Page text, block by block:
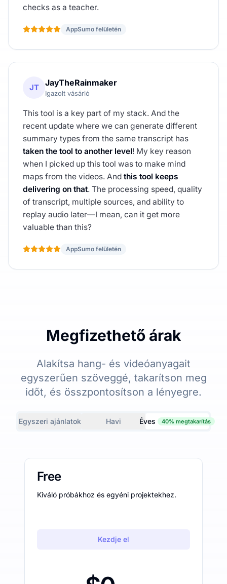
checks as a teacher.
AppSumo felületén
JT JayTheRainmaker
Igazolt vásárló
This tool is a key part of my stack. And the
recent update where we can generate different
summary types from the same transcript has
taken the tool to another level! My key reason
when I picked up this tool was to make mind
maps from the videos. And this tool keeps
delivering on that. The processing speed, quality
of transcript, multiple sources, and ability to
replay audio later—I mean, can it get more
valuable than this?
AppSumo felületén
Megfizethető árak
Alakítsa hang- és videóanyagait
egyszerűen szöveggé, takarítson meg
időt, és összpontosítson a lényegre.
Egyszeri ajánlatok Havi Éves 40% megtakarítás
Free
Kiváló próbákhoz és egyéni projektekhez.
Kezdje el